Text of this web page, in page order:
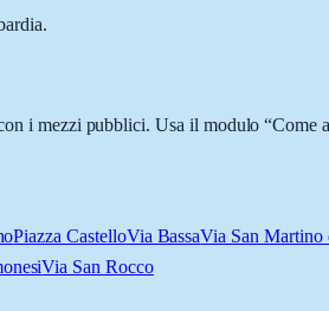
i mezzi pubblici. Usa il modulo “Come
Piazza CastelloVia BassaVia San Martino
Via San Rocco